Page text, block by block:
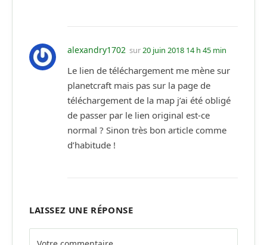
alexandry1702 sur20 juin 2018 14 h 45 min
Le lien de téléchargement me mène sur
planetcraft mais pas sur la page de
téléchargement de la map j’ai été obligé
de passer par le lien original est-ce
normal ? Sinon très bon article comme
d’habitude !
LAISSEZ UNE RÉPONSE